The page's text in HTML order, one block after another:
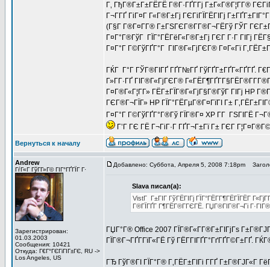
Г‚ ГђГ®Г±Г±ГЁГЁ Г®Г·ГҐГ­Гј Г±Г«Г®Г¦Г­Г®
Г¬Г­ГҐ ГіГ¤Г Г«Г®Г±Гј ГЄГіГЇГЁГІГј
(Г§Г Г®Г¤Г­Г® Г±ГЅГЄГ®Г­Г®Г¬ГЁГў ГЎГ
Г¤Г°Г®ГўГ ГЇГ°ГЁГёГ«Г®Г±Гј ГЄГ Г·Г ГІГј
Г¤Г°Г Г©ГўГҐГ°Г ГІГ®Г«ГјГЄГ® Г¤Г«Гї
ГЌГ Г°Г ГЎГ®ГІГҐ ГҐГ№ГҐ ГўГҐГ±ГҐГ«ГҐГҐ.
Г»Г­Г·ГҐ ГІГ®Г«ГјГЄГ®
Г¤Г®Г«Г¦Г­Г» ГЁГ±ГЇГ®Г«ГјГ§Г®ГўГ ГІГј HP
ГЄГ®Г¬ГЇГ» HP ГЇГ°ГЁГµГ®Г¤ГїГІ Г±
Г¤Г°Г Г©ГўГҐГ°Г®Гў ГЇГ®Г¤ XP Г­Г ГЅГІГЁ
Г’Г ГЄ ГЁ Г¬ГіГ·Г ГҐГ¬Г±Гї Г± ГЄГ
Вернуться к началу
Andrew
ГѓГ«Г ГўГ­Г»Г© ГІГ°ГҐГЇГ Г·
Зарегистрирован:
01.03.2003
Сообщения: 10421
Откуда: Г€Г°ГЄГіГІГ±ГЄ, RU ->
Los Angeles, US
Добавлено: Суббота, Апреля 5, 2008 7:18pm
Slava писал(а):
VistГ Г±ГІГ ГўГЁГІГј ГЇГ°ГЁГ­Г¶ГЁГЇГЁГ
Г®ГЇГҐГ Г¶ГЁГ®Г­ГЄГЁ. ГЏГ®ГІГ®Г¬Гі
ГЏГ°Г® Office 2007 ГЇГ®Г«Г­Г®Г±ГІГјГѕ
ГЇГ®Г¬ГҐГ­ГїГ«ГЁ Гў ГЁГ­ГІГҐГ°ГґГҐГ©Г±ГҐ.
ГЂ ГўГ®ГІ ГЇГ°Г® Г‚ГЁГ±ГІГі Г­ГҐ Г±Г®ГЈГ«Г